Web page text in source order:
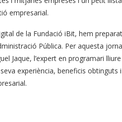
empresarial.
de la Fundació iBit, hem
Pública. Per aquesta
Jaque, l’expert en programari
experiència, beneficis obtinguts